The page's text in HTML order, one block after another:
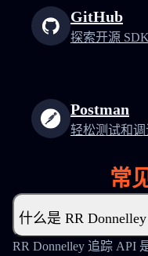
GitHub
探索开源
Postman
轻松测试和
常
什么是 RR Donnelley
RR Donnelley 追踪 API